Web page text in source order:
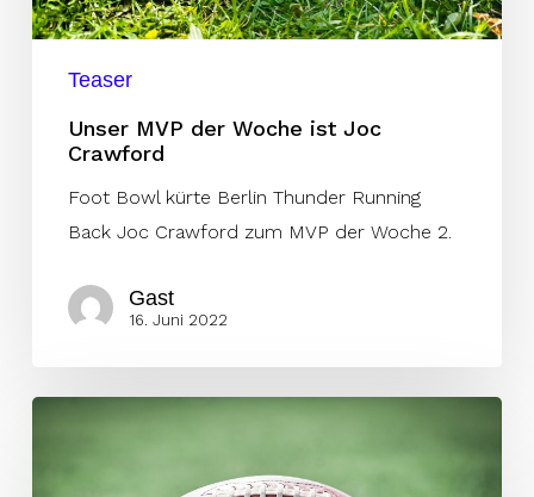
Teaser
Unser MVP der Woche ist Joc
Crawford
Foot Bowl kürte Berlin Thunder Running
Back Joc Crawford zum MVP der Woche 2.
Gast
16. Juni 2022